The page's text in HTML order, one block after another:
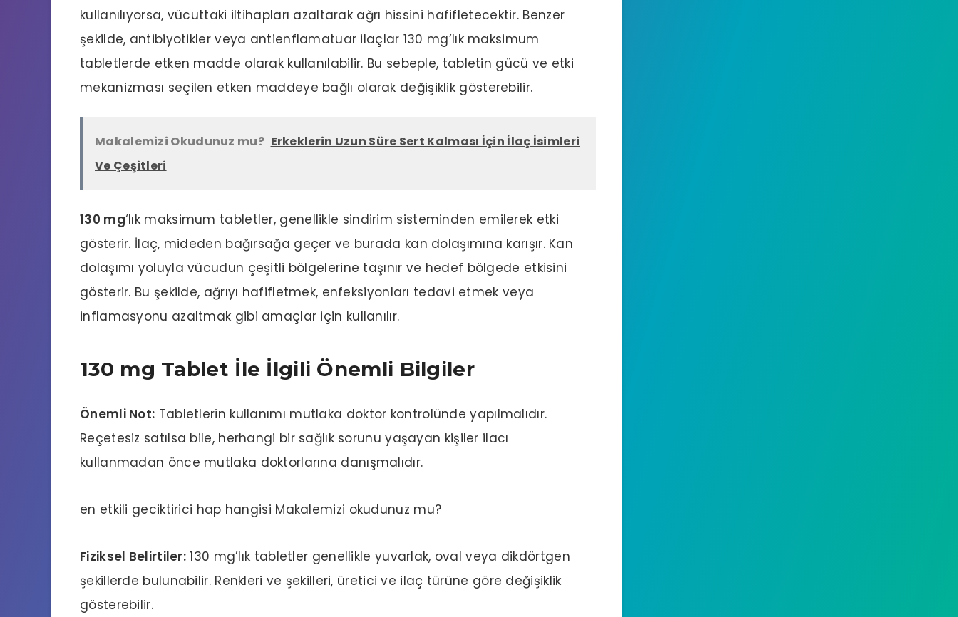
kullanılıyorsa, vücuttaki iltihapları azaltarak ağrı hissini hafifletecektir. Benzer
şekilde, antibiyotikler veya antienflamatuar ilaçlar 130 mg’lık maksimum
tabletlerde etken madde olarak kullanılabilir. Bu sebeple, tabletin gücü ve etki
mekanizması seçilen etken maddeye bağlı olarak değişiklik gösterebilir.
Makalemizi Okudunuz mu? Erkeklerin Uzun Süre Sert Kalması İçin İlaç İsimleri
Ve Çeşitleri
130 mg‘lık maksimum tabletler, genellikle sindirim sisteminden emilerek etki
gösterir. İlaç, mideden bağırsağa geçer ve burada kan dolaşımına karışır. Kan
dolaşımı yoluyla vücudun çeşitli bölgelerine taşınır ve hedef bölgede etkisini
gösterir. Bu şekilde, ağrıyı hafifletmek, enfeksiyonları tedavi etmek veya
inflamasyonu azaltmak gibi amaçlar için kullanılır.
130 mg Tablet İle İlgili Önemli Bilgiler
Önemli Not: Tabletlerin kullanımı mutlaka doktor kontrolünde yapılmalıdır.
Reçetesiz satılsa bile, herhangi bir sağlık sorunu yaşayan kişiler ilacı
kullanmadan önce mutlaka doktorlarına danışmalıdır.
en etkili geciktirici hap hangisi Makalemizi okudunuz mu?
Fiziksel Belirtiler: 130 mg’lık tabletler genellikle yuvarlak, oval veya dikdörtgen
şekillerde bulunabilir. Renkleri ve şekilleri, üretici ve ilaç türüne göre değişiklik
gösterebilir.